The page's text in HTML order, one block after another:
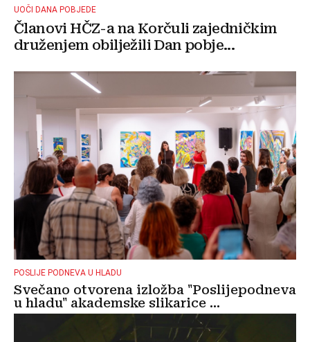
UOČI DANA POBJEDE
Članovi HČZ-a na Korčuli zajedničkim
druženjem obilježili Dan pobje...
POSLIJE PODNEVA U HLADU
Svečano otvorena izložba "Poslijepodneva
u hladu" akademske slikarice ...